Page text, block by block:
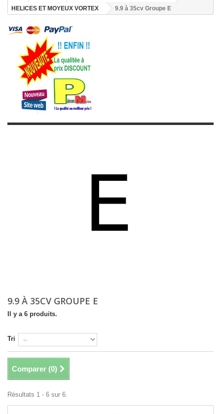
HELICES ET MOYEUX VORTEX
9.9 à 35cv Groupe E
9.9 À 35CV GROUPE E
Il y a 6 produits.
Tri
Comparer (0)
Résultats 1 - 6 sur 6.